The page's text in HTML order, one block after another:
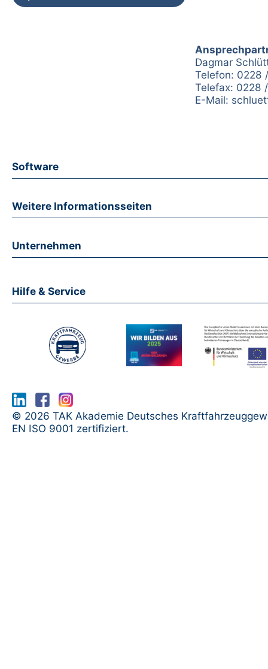
Dagmar
Telefon: 0228
Telefax: 0228
E-Mail:
Software
Weitere Informationsseiten
Unternehmen
Hilfe & Service
© 2026 TAK Akademie Deutsches
EN ISO 9001 zertifiziert.